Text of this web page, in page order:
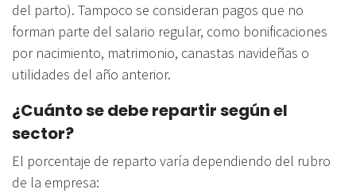
del parto). Tampoco se consideran pagos que no
forman parte del salario regular, como bonificaciones
por nacimiento, matrimonio, canastas navideñas o
utilidades del año anterior.
¿Cuánto se debe repartir según el
sector?
El porcentaje de reparto varía dependiendo del rubro
de la empresa: